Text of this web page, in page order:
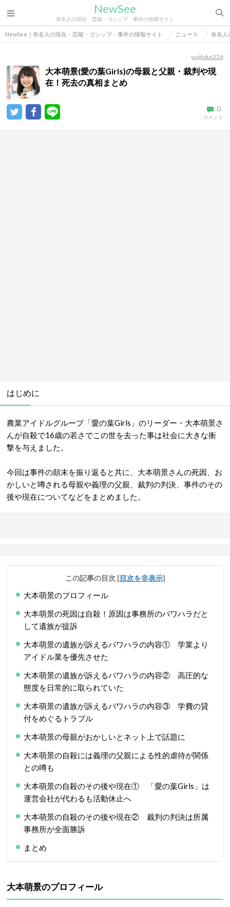
NewSee
有名人の現在・芸能・ゴシップ・事件の情報サイト
NewSee｜有名人の現在・芸能・ゴシップ・事件の情報サイト ニュース 有名人
yujitake226
大本萌景(愛の葉Girls)の母親と父親・裁判や現
在！死去の真相まとめ
0
コメント
はじめに
農業アイドルグループ「愛の葉Girls」のリーダー・大本萌景さ
んが自殺で16歳の若さでこの世を去った事は社会に大きな衝
撃を与えました。
今回は事件の顛末を振り返ると共に、大本萌景さんの死因、お
かしいと噂される母親や義理の父親、 裁判の判決、事件のその
後や現在についてなどをまとめました。
この記事の目次 [目次を非表示]
大本萌景のプロフィール
大本萌景の死因は自殺！原因は事務所のパワハラだと
して遺族が提訴
大本萌景の遺族が訴えるパワハラの内容① 学業より
アイドル業を優先させた
大本萌景の遺族が訴えるパワハラの内容② 高圧的な
態度を日常的に取られていた
大本萌景の遺族が訴えるパワハラの内容③ 学費の貸
付をめぐるトラブル
大本萌景の母親がおかしいとネット上で話題に
大本萌景の自殺には義理の父親による性的虐待が関係
との噂も
大本萌景の自殺のその後や現在① 「愛の葉Girls」は
運営会社が代わるも活動休止へ
大本萌景の自殺のその後や現在② 裁判の判決は所属
事務所が全面勝訴
まとめ
大本萌景のプロフィール